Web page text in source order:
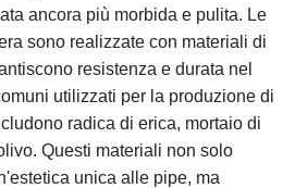
ancora più morbida e pulita. Le
sono realizzate con materiali di
resistenza e durata nel
utilizzati per la produzione di
radica di erica, mortaio di
Questi materiali non solo
unica alle pipe, ma